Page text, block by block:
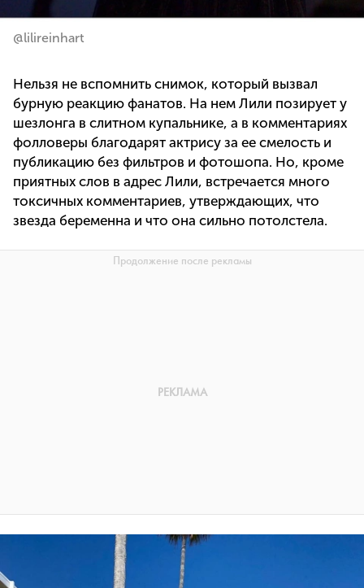
@lilireinhart
Нельзя не вспомнить снимок, который вызвал
бурную реакцию фанатов. На нем Лили позирует у
шезлонга в слитном купальнике, а в комментариях
фолловеры благодарят актрису за ее смелость и
публикацию без фильтров и фотошопа. Но, кроме
приятных слов в адрес Лили, встречается много
токсичных комментариев, утверждающих, что
звезда беременна и что она сильно потолстела.